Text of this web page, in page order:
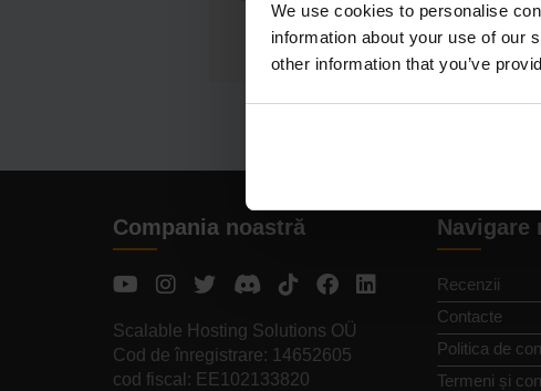
We use cookies to personalise
information about your use of our
other information that you’ve
Compania noastră
Scalable Hosting Solutions OÜ
Cod de înregistrare: 14652605
cod fiscal: EE102133820
Navigare
Recenzii
Contacte
Politica de
Termeni și